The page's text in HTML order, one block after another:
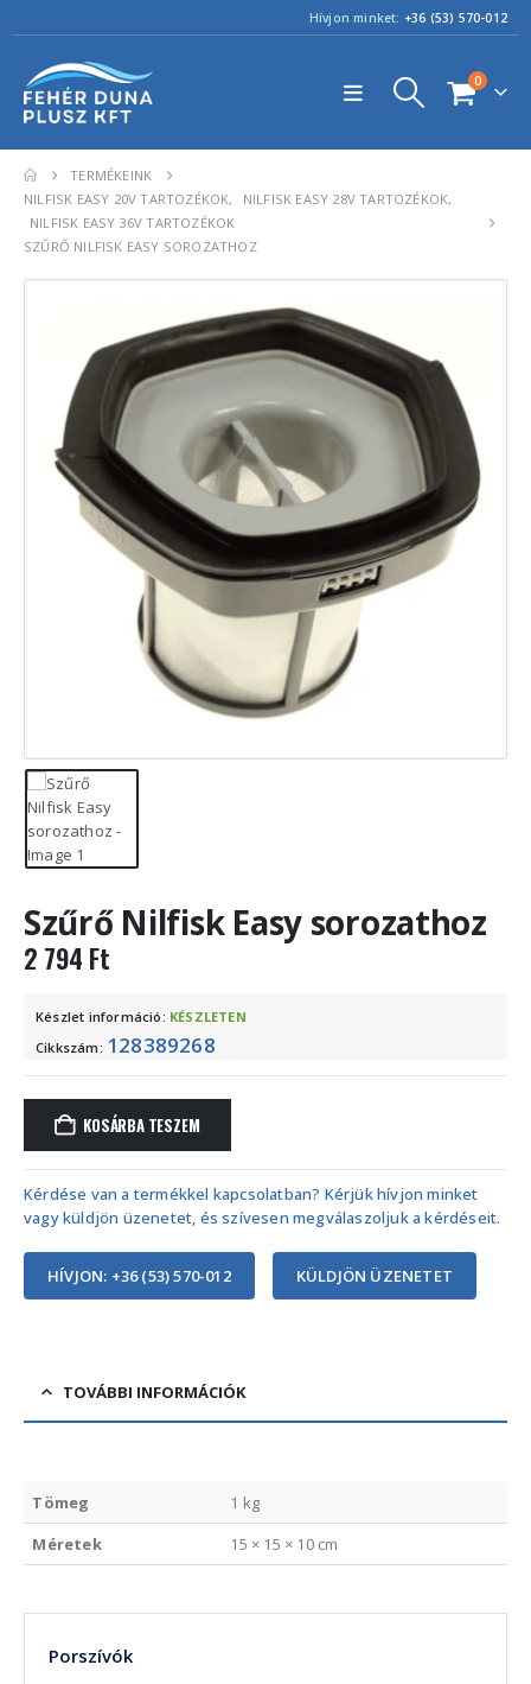
Hívjon minket: +36 (53) 570-012
0
TERMÉKEINK
NILFISK EASY 20V TARTOZÉKOK, NILFISK EASY 28V TARTOZÉKOK,
NILFISK EASY 36V TARTOZÉKOK
SZŰRŐ NILFISK EASY SOROZATHOZ
Szűrő Nilfisk Easy sorozathoz
2 794 Ft
Készlet információ: KÉSZLETEN
Cikkszám: 128389268
KOSÁRBA TESZEM
Kérdése van a termékkel kapcsolatban? Kérjük hívjon minket
vagy küldjön üzenetet, és szívesen megválaszoljuk a kérdéseit.
HÍVJON: +36 (53) 570-012 KÜLDJÖN ÜZENETET
TOVÁBBI INFORMÁCIÓK
Tömeg
1 kg
Méretek
15 × 15 × 10 cm
Porszívók